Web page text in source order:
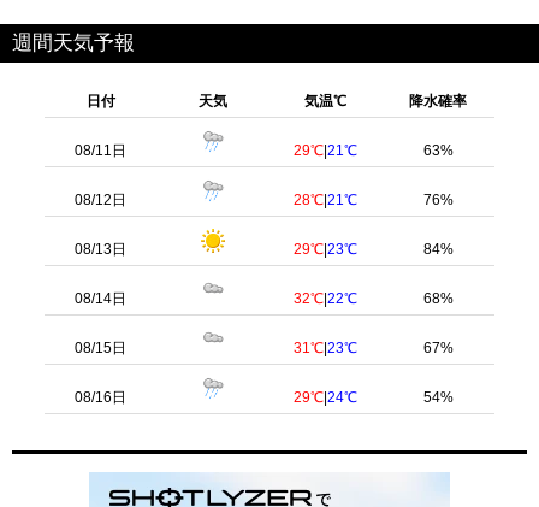
週間天気予報
日付 天気 気温℃ 降水確率
08/11日 29℃ |21℃ 63%
08/12日 28℃ |21℃ 76%
08/13日 29℃ |23℃ 84%
08/14日 32℃ |22℃ 68%
08/15日 31℃ |23℃ 67%
08/16日 29℃ |24℃ 54%